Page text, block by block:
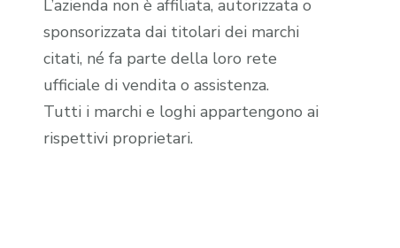
L’azienda non è affiliata, autorizzata o
sponsorizzata dai titolari dei marchi
citati, né fa parte della loro rete
ufficiale di vendita o assistenza.
Tutti i marchi e loghi appartengono ai
rispettivi proprietari.